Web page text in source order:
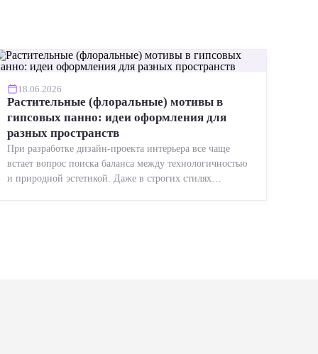
18.06.2026
Растительные (флоральные) мотивы в
гипсовых панно: идеи оформления для
разных пространств
При разработке дизайн-проекта интерьера все чаще
встает вопрос поиска баланса между технологичностью
и природной эстетикой. Даже в строгих стилях